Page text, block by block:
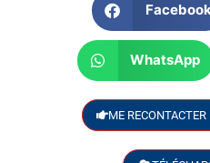
WhatsApp
ME